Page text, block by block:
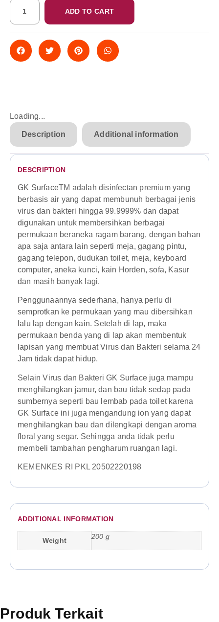
ADD TO CART
Loading...
Description Additional information
DESCRIPTION
GK SurfaceTM adalah disinfectan premium yang
berbasis air yang dapat membunuh berbagai jenis
virus dan bakteri hingga 99.9999% dan dapat
digunakan untuk membersihkan berbagai
permukaan beraneka ragam barang, dengan bahan
apa saja antara lain seperti meja, gagang pintu,
gagang telepon, dudukan toilet, meja, keyboard
computer, aneka kunci, kain Horden, sofa, Kasur
dan masih banyak lagi.
Penggunaannya sederhana, hanya perlu di
semprotkan ke permukaan yang mau dibersihkan
lalu lap dengan kain. Setelah di lap, maka
permukaan benda yang di lap akan membentuk
lapisan yang membuat Virus dan Bakteri selama 24
Jam tidak dapat hidup.
Selain Virus dan Bakteri GK Surface juga mampu
menghilangkan jamur, dan bau tidak sedap pada
sumbernya seperti bau lembab pada toilet karena
GK Surface ini juga mengandung ion yang dapat
menghilangkan bau dan dilengkapi dengan aroma
floral yang segar. Sehingga anda tidak perlu
membeli tambahan pengharum ruangan lagi.
KEMENKES RI PKL 20502220198
ADDITIONAL INFORMATION
Weight 200 g
Produk Terkait